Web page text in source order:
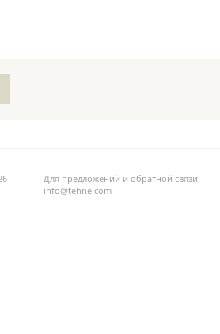
Для предложений и обратной связи:
info@tehne.com